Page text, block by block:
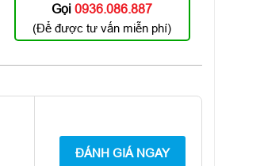
Gọi0936.086.887
(Để được tư vấn miễn phí)
ĐÁNH GIÁ NGAY